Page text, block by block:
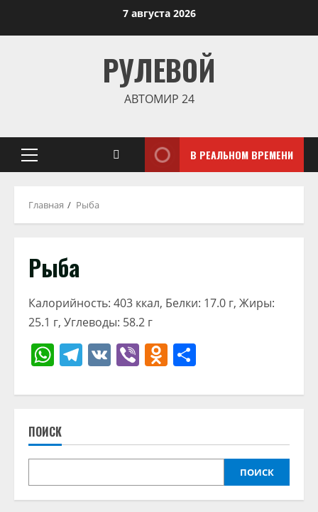
7 августа 2026
РУЛЕВОЙ
АВТОМИР 24
Основное
В РЕАЛЬНОМ ВРЕМЕНИ
Главная Рыба
Рыба
Калорийность: 403 ккал, Белки: 17.0 г, Жиры:
25.1 г, Углеводы: 58.2 г
WhatsApp
Telegram
VK ViberOdnoklassniki
ПОИСК
ПОИСК